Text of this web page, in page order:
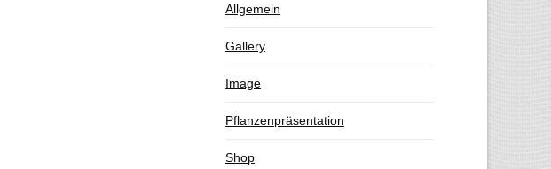
Allgemein
Gallery
Image
Pflanzenpräsentation
Shop